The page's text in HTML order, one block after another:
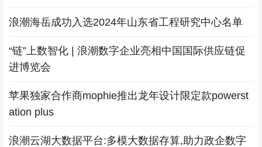
浪潮海岳成功入选2024年山东省工程研究中心名单
“链”上数智化 | 浪潮数字企业亮相中国国际供应链促
进博览会
苹果独家合作商mophie推出龙年设计限定款powerst
ation plus
浪潮云湖大数据平台:多模大数据存算,助力政企数字